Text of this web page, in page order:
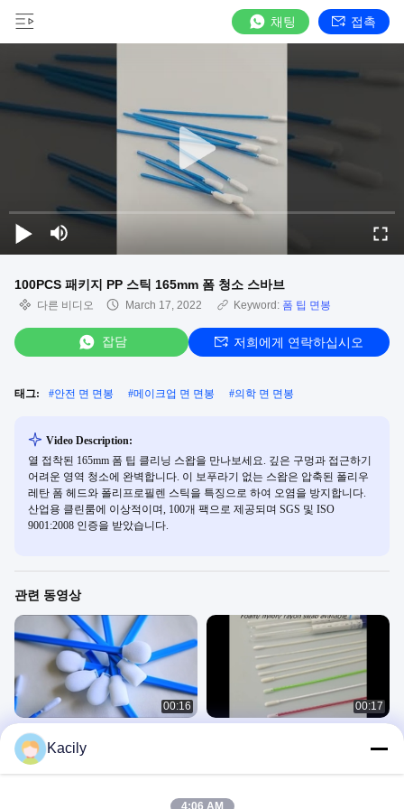
채팅 접촉
100PCS 패키지 PP 스틱 165mm 폼 청소 스바브
다른 비디오 March 17, 2022 Keyword: 폼 팁 면봉
잡담 저희에게 연락하십시오
태그: #안전 면 면봉 #메이크업 면 면봉 #의학 면 면봉
Video Description:
열 접착된 165mm 폼 팁 클리닝 스왑을 만나보세요. 깊은 구멍과 접근하기
어려운 영역 청소에 완벽합니다. 이 보푸라기 없는 스왑은 압축된 폴리우
레탄 폼 헤드와 폴리프로필렌 스틱을 특징으로 하여 오염을 방지합니다.
산업용 클린룸에 이상적이며, 100개 팩으로 제공되며 SGS 및 ISO
9001:2008 인증을 받았습니다.
관련 동영상
00:16
폴리에스테르 면봉
产品外观 细节
00:17
Kacily
4:06 AM